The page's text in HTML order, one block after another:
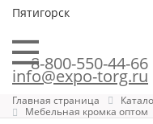
Пятигорск
8-800-550-44-66
info@expo-torg.ru
Главная страница
Мебельная кромка оптом